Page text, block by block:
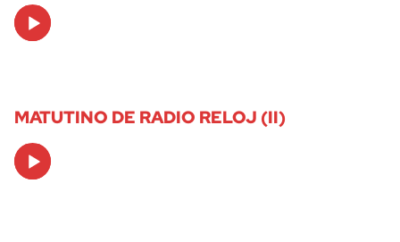
Audio
Player
MATUTINO DE RADIO RELOJ (II)
Audio
Player